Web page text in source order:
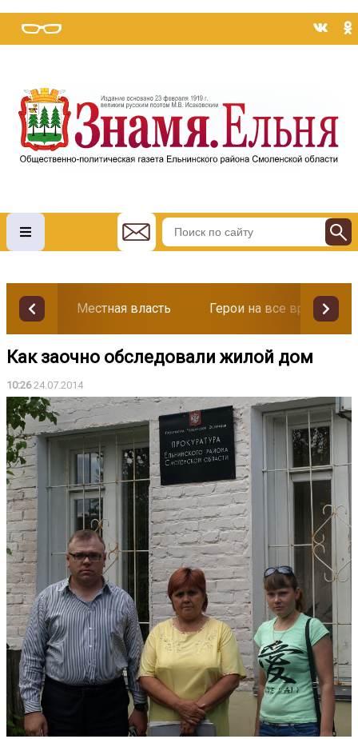
Местная власть Герои на все времена
Как заочно обследовали жилой дом
10:2624.07.2014